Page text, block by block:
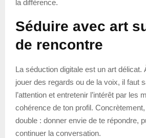
la différence.
Séduire avec art
de rencontre
La séduction digitale est un art délicat.
jouer des regards ou de la voix, il faut
l’attention et entretenir l’intérêt par les
cohérence de ton profil.
double : donner envie de te répondre,
continuer la conversation.